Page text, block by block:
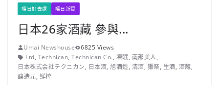
嚐日好去處 嚐日新資
日本26家酒藏 參與...
Umai Newshouse
6825 Views
Ltd, Technican, Technican Co., 凍眠, 南部美人,
日本株式会社テクニカン, 日本酒, 旭酒造, 清酒, 獺祭, 生酒, 酒藏,
釀造元, 鮮榨